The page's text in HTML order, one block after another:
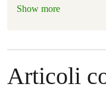
Show more
Articoli